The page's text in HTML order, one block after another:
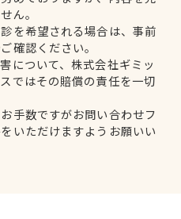
ん。
を希望される場合は、事前
確認ください。
について、株式会社ギミッ
ではその賠償の責任を一切
手数ですがお問い合わせフ
いただけますようお願いい